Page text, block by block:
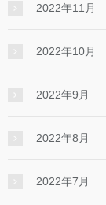
2022年11月
2022年10月
2022年9月
2022年8月
2022年7月